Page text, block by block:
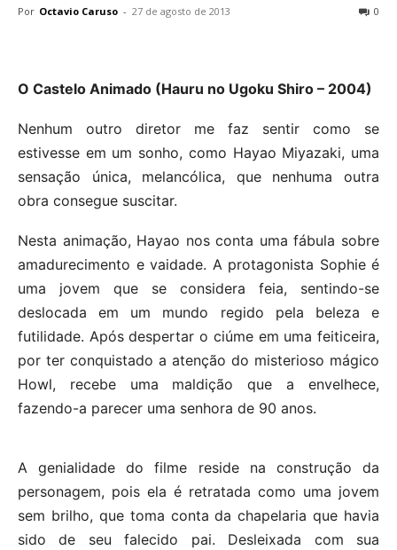
Por Octavio Caruso - 27 de agosto de 2013 0
O Castelo Animado (Hauru no Ugoku Shiro – 2004)
Nenhum outro diretor me faz sentir como se
estivesse em um sonho, como Hayao Miyazaki, uma
sensação única, melancólica, que nenhuma outra
obra consegue suscitar.
Nesta animação, Hayao nos conta uma fábula sobre
amadurecimento e vaidade. A protagonista Sophie é
uma jovem que se considera feia, sentindo-se
deslocada em um mundo regido pela beleza e
futilidade. Após despertar o ciúme em uma feiticeira,
por ter conquistado a atenção do misterioso mágico
Howl, recebe uma maldição que a envelhece,
fazendo-a parecer uma senhora de 90 anos.
A genialidade do filme reside na construção da
personagem, pois ela é retratada como uma jovem
sem brilho, que toma conta da chapelaria que havia
sido de seu falecido pai. Desleixada com sua